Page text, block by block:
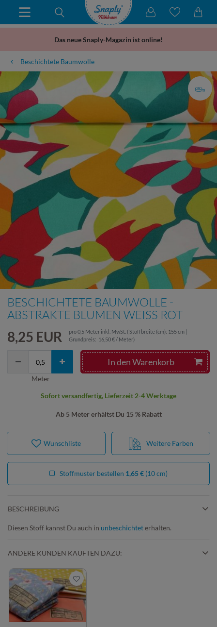
Das neue Snaply-Magazin ist online!
Beschichtete Baumwolle
BESCHICHTETE BAUMWOLLE -
ABSTRAKTE BLUMEN WEISS ROT
8,25 EUR pro0,5 Meter inkl. MwSt. ( Stoffbreite (cm): 155 cm |
Grundpreis: 16,50 € / Meter)
Ab 5 Meter erhältst Du 15 % Rabatt
In den Warenkorb
Meter
Sofort versandfertig, Lieferzeit 2-4 Werktage
Weitere Farben
Wunschliste
Stoffmuster bestellen 1,65 € (10 cm)
BESCHREIBUNG
Diesen Stoff kannst Du auch in unbeschichteterhalten.
ANDERE KUNDEN KAUFTEN DAZU: